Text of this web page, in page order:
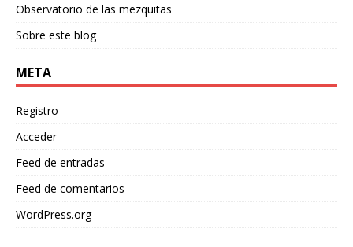
Observatorio de las mezquitas
Sobre este blog
META
Registro
Acceder
Feed de entradas
Feed de comentarios
WordPress.org